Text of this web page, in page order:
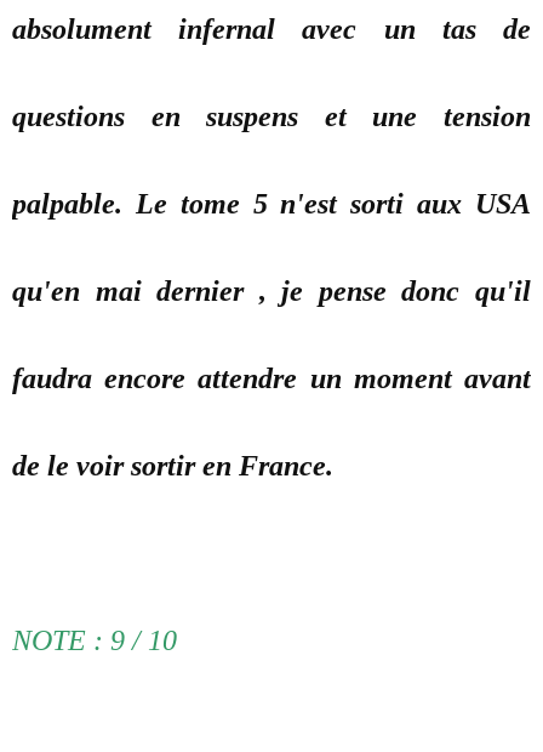
absolument infernal avec un tas de
questions en suspens et une tension
palpable. Le tome 5 n'est sorti aux USA
qu'en mai dernier , je pense donc qu'il
faudra encore attendre un moment avant
de le voir sortir en France.
NOTE : 9 / 10